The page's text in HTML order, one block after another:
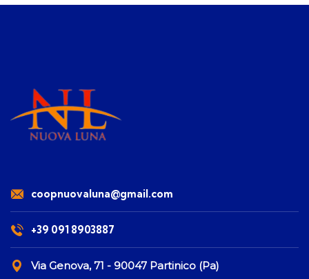
coopnuovaluna@gmail.com
+39 091 8903887
Via Genova, 71 - 90047 Partinico (Pa)